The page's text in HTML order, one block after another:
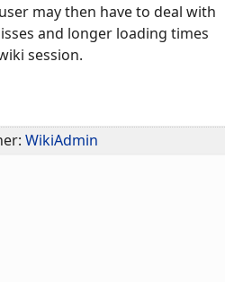
may then have to deal with
and longer loading times
session.
WikiAdmin